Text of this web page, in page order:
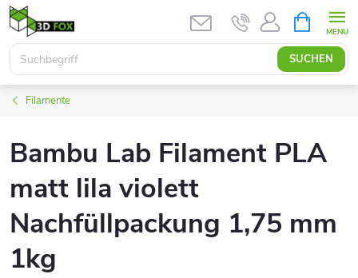
Zum
Inhalt
springen
SUCHEN
Filamente
Bambu Lab Filament PLA
matt lila violett
Nachfüllpackung 1,75 mm
1kg